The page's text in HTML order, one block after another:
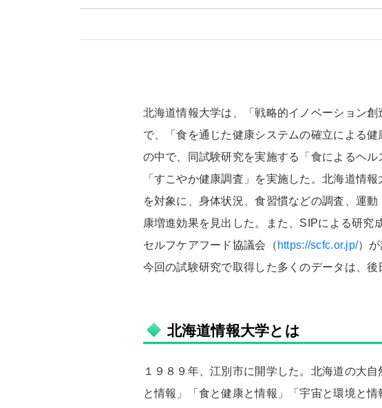
北海道情報大学は、「戦略的イノベーション
で、「食を通じた健康システムの確立による
の中で、同試験研究を実施する「食によるヘ
「すこやか健康調査」を実施した。北海道情
を対象に、身体状況、食習慣などの調査、運
康増進効果を見出した。また、SIPによる研究
セルフケアフード協議会（ https://scfc.or.jp/）が
今回の試験研究で取得した多くのデータは、
北海道情報大学とは
１９８９年、江別市に開学した。北海道の大
と情報」「食と健康と情報」「宇宙と環境と